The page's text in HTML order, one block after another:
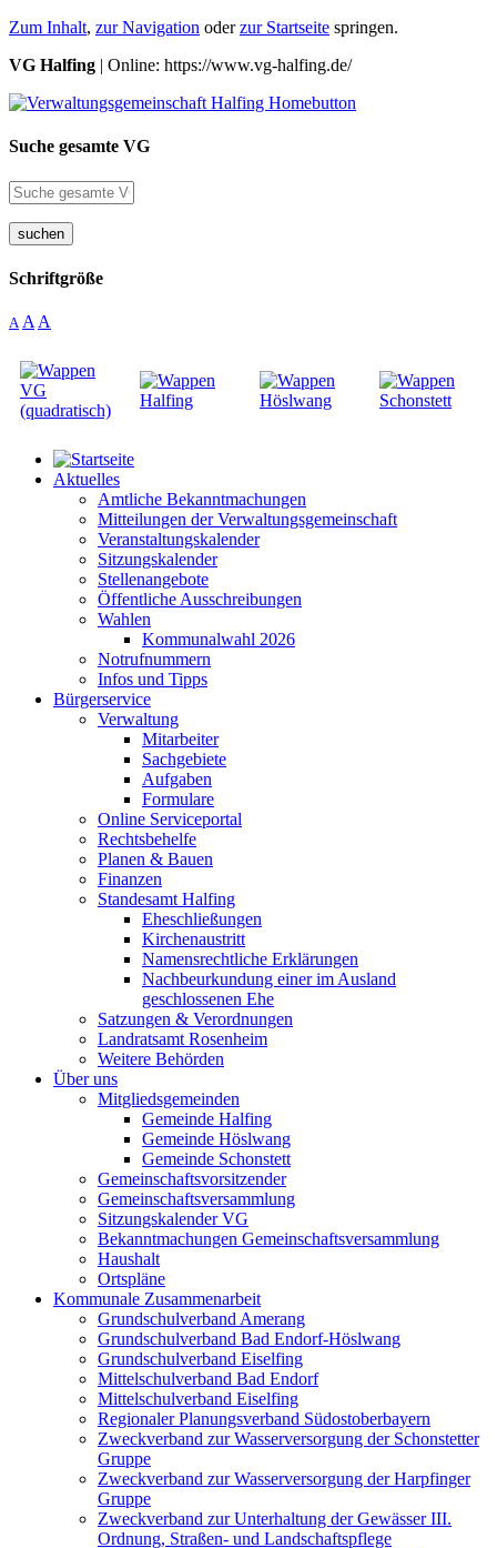
Zum Inhalt, zur Navigation oderzur Startseite springen.
VG Halfing | Online: https://www.vg-halfing.de/
Suche gesamte VG
suchen
Schriftgröße
A A A
Aktuelles
Amtliche Bekanntmachungen
Mitteilungen der Verwaltungsgemeinschaft
Veranstaltungskalender
Sitzungskalender
Stellenangebote
Öffentliche Ausschreibungen
Wahlen
Kommunalwahl 2026
Notrufnummern
Infos und Tipps
Bürgerservice
Verwaltung
Mitarbeiter
Sachgebiete
Aufgaben
Formulare
Online Serviceportal
Rechtsbehelfe
Planen & Bauen
Finanzen
Standesamt Halfing
Eheschließungen
Kirchenaustritt
Namensrechtliche Erklärungen
Nachbeurkundung einer im Ausland
geschlossenen Ehe
Satzungen & Verordnungen
Landratsamt Rosenheim
Weitere Behörden
Über uns
Mitgliedsgemeinden
Gemeinde Halfing
Gemeinde Höslwang
Gemeinde Schonstett
Gemeinschaftsvorsitzender
Gemeinschaftsversammlung
Sitzungskalender VG
Bekanntmachungen Gemeinschaftsversammlung
Haushalt
Ortspläne
Kommunale Zusammenarbeit
Grundschulverband Amerang
Grundschulverband Bad Endorf-Höslwang
Grundschulverband Eiselfing
Mittelschulverband Bad Endorf
Mittelschulverband Eiselfing
Regionaler Planungsverband Südostoberbayern
Zweckverband zur Wasserversorgung der Schonstetter
Gruppe
Zweckverband zur Wasserversorgung der Harpfinger
Gruppe
Zweckverband zur Unterhaltung der Gewässer III.
Ordnung, Straßen- und Landschaftspflege